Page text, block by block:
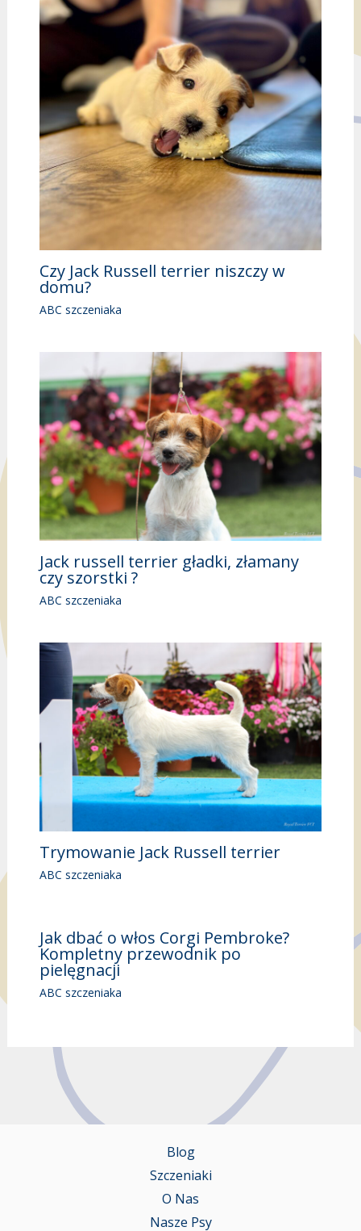
Czy Jack Russell terrier niszczy w
domu?
ABC szczeniaka
Jack russell terrier gładki, złamany
czy szorstki ?
ABC szczeniaka
Trymowanie Jack Russell terrier
ABC szczeniaka
Jak dbać o włos Corgi Pembroke?
Kompletny przewodnik po
pielęgnacji
ABC szczeniaka
Blog
Szczeniaki
O Nas
Nasze Psy